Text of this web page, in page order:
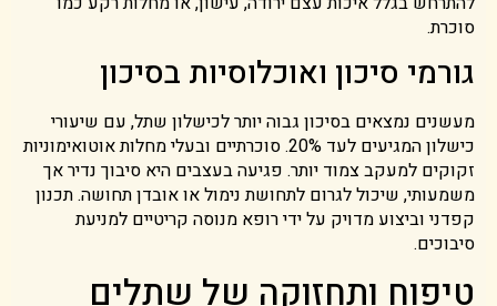
סוכרת.
גורמי סיכון ואוכלוסיות בסיכון
מעשנים נמצאים בסיכון גבוה יותר לכישלון שתל, עם שיעורי
כישלון המגיעים לעד 20%. סוכרתיים ובעלי מחלות אוטואימוניות
זקוקים למעקב צמוד יותר. פגיעה בעצבים היא סיבוך נדיר אך
משמעותי, שיכול לגרום לתחושת נימול או אובדן תחושה. תכנון
קפדני וביצוע מדויק על ידי רופא מנוסה קריטיים למניעת
סיבוכים.
טיפוח ותחזוקה של שתלים